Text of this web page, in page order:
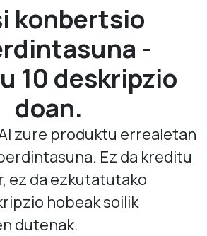
konbertsio
-
10 deskripzio
doan.
zure produktu errealetan
Ez da kreditu
ez da ezkutatutako
hobeak soilik
dutenak.